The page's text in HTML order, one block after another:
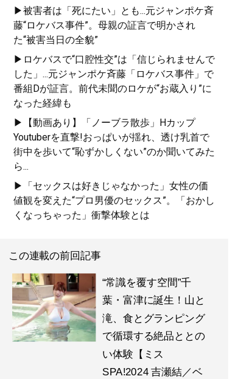
▶被害者は「死にたい」とも...元ジャンポケ斉
藤“ロケバス事件”。母親の証言で明かされ
た“被害当日の全貌”
▶ロケバスで“口腔性交”は「信じられませんで
した」...元ジャンポケ斉藤「ロケバス事件」で
番組Dが証言。前代未聞のロケが“お蔵入り”に
なった経緯も
▶【動画あり】「ノーブラ散歩」Hカップ
Youtuberを直撃!おっぱいが揺れ、透け乳首で
街中を歩いて“恥ずかしくない”のか聞いてみた
ら...
▶「セックスは好きじゃなかった」女性の価
値観を変えた“プロ男優のセックス”。「おかし
くなっちゃった」衝撃体験とは
この連載の前回記事
“常識を覆す空間”千
葉・富津に誕生！山と
滝、食とグランピング
で循環する絶品ととの
い体験【ミス
SPA!2024 吉瀬結／ベ